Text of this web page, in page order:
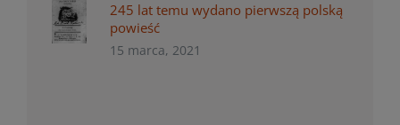
245 lat temu wydano pierwszą polską
powieść
15 marca, 2021